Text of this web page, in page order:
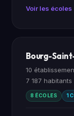
Voir les
Bourg-
10
7 187 habitants
8 ÉCOLES 1